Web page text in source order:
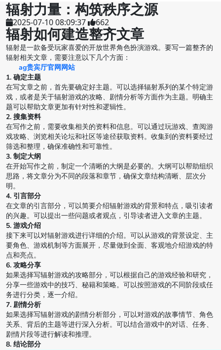
辐射力量：构筑秩序之源
2025-07-10 08:09:37 662
辐射如何建造整齐文章
辐射是一款备受玩家喜爱的开放世界角色扮演游戏。要写一篇整齐的
辐射相关文章，需要注意以下几个方面：
ag贵宾厅官网网站
1. 确定主题
在写文章之前，首先要确定好主题。可以选择辐射系列的某个特定游
戏，或者是关于辐射游戏的攻略、剧情分析等方面作为主题。明确主
题可以帮助文章更加有针对性和逻辑性。
2. 搜集资料
在写作之前，需要收集相关的资料和信息。可以通过玩游戏、查阅游
戏攻略、浏览相关论坛和社区等途径获取资料。收集到的资料要经过
筛选和整理，确保准确性和可靠性。
3. 制定大纲
在开始写作之前，制定一个清晰的大纲是必要的。大纲可以帮助组织
思路，将文章分为不同的段落和章节，确保文章结构清晰、层次分
明。
4. 引言部分
在文章的引言部分，可以简要介绍辐射游戏的背景和特点，吸引读者
的兴趣。可以提出一些问题或者观点，引导读者进入文章的主题。
5. 游戏介绍
接下来可以对辐射游戏进行详细的介绍。可以从游戏的背景设定、主
要角色、游戏机制等方面展开，尽量做到全面、客观地介绍游戏的特
点和亮点。
6. 攻略分享
如果选择写辐射游戏的攻略部分，可以根据自己的游戏经验和研究，
分享一些游戏中的技巧、秘籍和策略。可以按照游戏的不同阶段或任
务进行分类，逐一介绍。
7. 剧情分析
如果选择写辐射游戏的剧情分析部分，可以对游戏的故事情节、角色
关系、背后的主题等进行深入分析。可以结合游戏中的对话、任务、
剧情片段等进行解读和推理。
8. 结论部分